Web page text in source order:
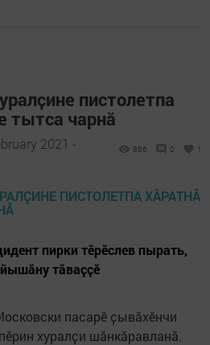
пистолетпа
тытса чарнӑ
2021 -
886 0 1
пирки тӗрӗслев пырать,
тӑваҫҫӗ
пасарӗ ҫывӑхӗнчи
хуралҫи шӑнкӑравланӑ.